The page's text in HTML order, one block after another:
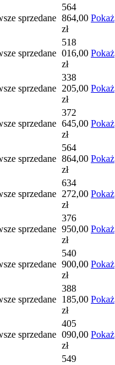
sprzedane
564
864,00
zł
Pokaż
sprzedane
518
016,00
zł
Pokaż
sprzedane
338
205,00
zł
Pokaż
sprzedane
372
645,00
zł
Pokaż
sprzedane
564
864,00
zł
Pokaż
sprzedane
634
272,00
zł
Pokaż
sprzedane
376
950,00
zł
Pokaż
sprzedane
540
900,00
zł
Pokaż
sprzedane
388
185,00
zł
Pokaż
sprzedane
405
090,00
zł
Pokaż
549